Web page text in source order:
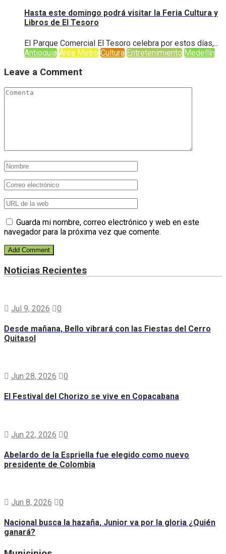
Hasta este domingo podrá visitar la Feria Cultura y
Libros de El Tesoro
El Parque Comercial El Tesoro celebra por estos días,...
Antioquia Área Metro Cultura Entretenimiento Medellín
Leave a Comment
Guarda mi nombre, correo electrónico y web en este
navegador para la próxima vez que comente.
Noticias Recientes
Jul 9, 2026 0
Desde mañana, Bello vibrará con las Fiestas del Cerro
Quitasol
Jun 28, 2026 0
El Festival del Chorizo se vive en Copacabana
Jun 22, 2026 0
Abelardo de la Espriella fue elegido como nuevo
presidente de Colombia
Jun 8, 2026 0
Nacional busca la hazaña, Junior va por la gloria ¿Quién
ganará?